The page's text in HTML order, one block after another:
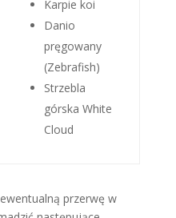
Karpie koi
Danio
pręgowany
(Zebrafish)
Strzebla
górska White
Cloud
przerwę w